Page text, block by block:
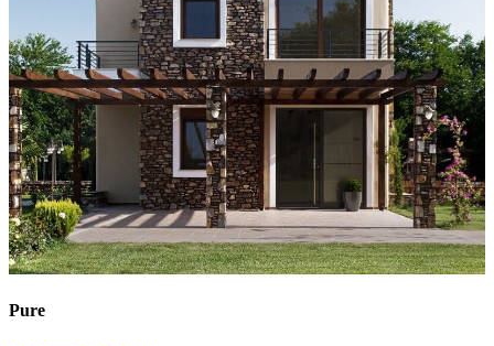
Pure